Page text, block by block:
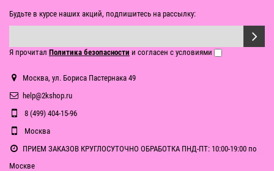
Будьте в курсе наших акций, подпишитесь на рассылку:
Я прочитал Политика безопасности и согласен с условиями
Москва, ул. Бориса Пастернака 49
help@2kshop.ru
8 (499) 404-15-96
Москва
ПРИЕМ ЗАКАЗОВ КРУГЛОСУТОЧНО ОБРАБОТКА ПНД-ПТ: 10:00-19:00 по
Москве